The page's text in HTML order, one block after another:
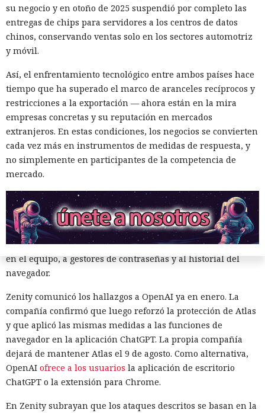
De forma similar, consiguieron que el navegador intentara
una compra en Amazon: mediante la misma página de
suscripción falsa, al agente de IA le insertaron la orden de
añadir una nueva dirección de envío y poner una tableta en
ya que OpenAI protegió esa operación por separado.
Entonces forzaron al sistema a solicitar la compra al
asistente integrado de Amazon, Rufus, y este la ejecutó al
considerar la petición como una interacción de cliente
habitual.
Según el representante de Zenity Michael Bargury, de entre
todos los navegadores con IA probados, Atlas contaba con
sortearlas. Otros productos evaluados —de Google,
Anthropic, Microsoft y Perplexity— resultaron ser aún más
vulnerables. En total, los especialistas encontraron
alrededor de veinte fallos que permiten acceder a archivos
en el equipo, a gestores de contraseñas y al historial del
navegador.
Zenity comunicó los hallazgos a OpenAI ya en enero. La
compañía confirmó que luego reforzó la protección de Atlas
y que aplicó las mismas medidas a las funciones de
navegador en la aplicación ChatGPT. La propia compañía
dejará de mantener Atlas el 9 de agosto. Como alternativa,
OpenAI ofrece a los usuarios la aplicación de escritorio
ChatGPT o la extensión para Chrome.
En Zenity subrayan que los ataques descritos se basan en la
su negocio y en otoño de 2025 suspendió por completo las
entregas de chips para servidores a los centros de datos
chinos, conservando ventas solo en los sectores automotriz
y móvil.
Así, el enfrentamiento tecnológico entre ambos países hace
tiempo que ha superado el marco de aranceles recíprocos y
restricciones a la exportación — ahora están en la mira
empresas concretas y su reputación en mercados
extranjeros. En estas condiciones, los negocios se convierten
cada vez más en instrumentos de medidas de respuesta, y
no simplemente en participantes de la competencia de
mercado.
Era demasiado pronto para dar
por muerto a Next.js: la versión
16.3 pulveriza los récords de
rendimiento.
12:01 / 07.08.2026
Ingenieros reducen en un 90% el consumo de memoria
RAM y aceleran la compilación 2,3 veces.